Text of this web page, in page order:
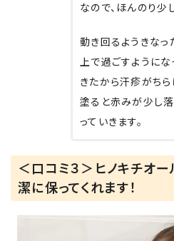
なので、ほんのり少
動き回るようきなっ
上で過ごすようにな
きたから汗疹がちら
塗ると赤みが少し
っていきます。
＜口コミ３＞ヒノキチオ
潔に保ってくれます！